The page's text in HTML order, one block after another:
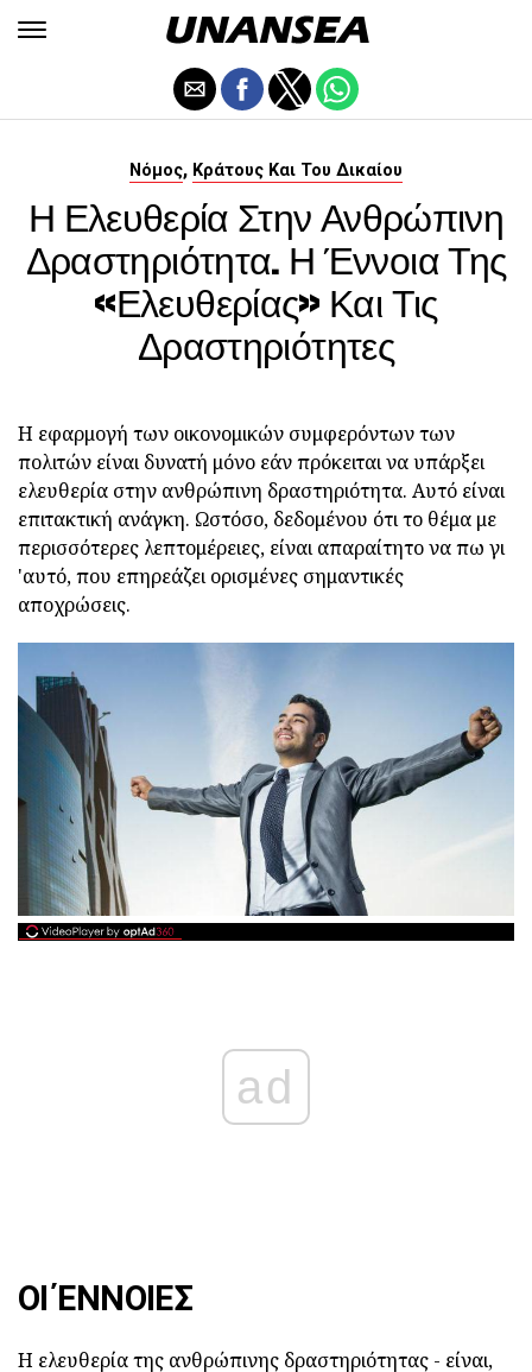
Νόμος, Κράτους Και Του Δικαίου
Η Ελευθερία Στην Ανθρώπινη
Δραστηριότητα. Η Έννοια Της
«ελευθερίας» Και Τις
Δραστηριότητες
Η εφαρμογή των οικονομικών συμφερόντων των
πολιτών είναι δυνατή μόνο εάν πρόκειται να υπάρξει
ελευθερία στην ανθρώπινη δραστηριότητα. Αυτό είναι
επιτακτική ανάγκη. Ωστόσο, δεδομένου ότι το θέμα με
περισσότερες λεπτομέρειες, είναι απαραίτητο να πω γι
'αυτό, που επηρεάζει ορισμένες σημαντικές
αποχρώσεις.
ad
ΟΙ ΈΝΝΟΙΕΣ
Η ελευθερία της ανθρώπινης δραστηριότητας - είναι,